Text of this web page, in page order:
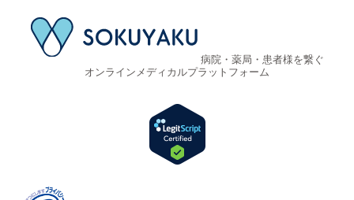
病院・薬局・患者様を繋ぐ
オンラインメディカルプラットフォーム